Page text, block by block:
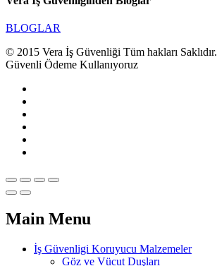
BLOGLAR
© 2015 Vera İş Güvenliği Tüm hakları Saklıdır.
Güvenli Ödeme Kullanıyoruz
Main Menu
İş Güvenligi Koruyucu Malzemeler
Göz ve Vücut Duşları